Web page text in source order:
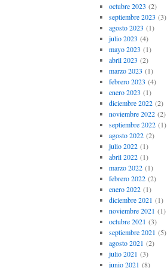
octubre 2023 (2)
septiembre 2023 (3)
agosto 2023 (1)
julio 2023 (4)
mayo 2023 (1)
abril 2023 (2)
marzo 2023 (1)
febrero 2023 (4)
enero 2023 (1)
diciembre 2022(2)
noviembre 2022(2)
septiembre 2022(1)
agosto 2022(2)
julio 2022(1)
abril 2022(1)
marzo 2022(1)
febrero 2022(2)
enero 2022(1)
diciembre 2021 (1)
noviembre 2021 (1)
octubre 2021 (3)
septiembre 2021 (5)
agosto 2021 (2)
julio 2021 (3)
junio 2021 (8)